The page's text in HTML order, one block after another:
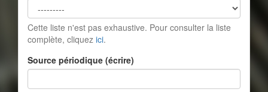
Cette liste n'est pas exhaustive. Pour consulter la liste
complète, cliquez ici.
Source périodique (écrire)